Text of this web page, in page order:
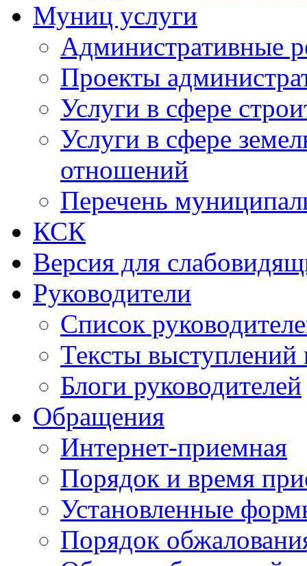
Муниц услуги
Административные
Проекты
Услуги в сфере
Услуги в сфере
отношений
Перечень
КСК
Версия для
Руководители
Список
Тексты выступлений
Блоги руководителей
Обращения
Интернет-приемная
Порядок и время
Установленные
Порядок